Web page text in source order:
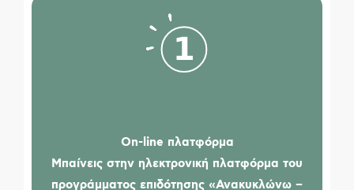
On-line πλατφόρμα
Μπαίνεις στην ηλεκτρονική πλατφόρμα του
προγράμματος επιδότησης «Ανακυκλώνω –